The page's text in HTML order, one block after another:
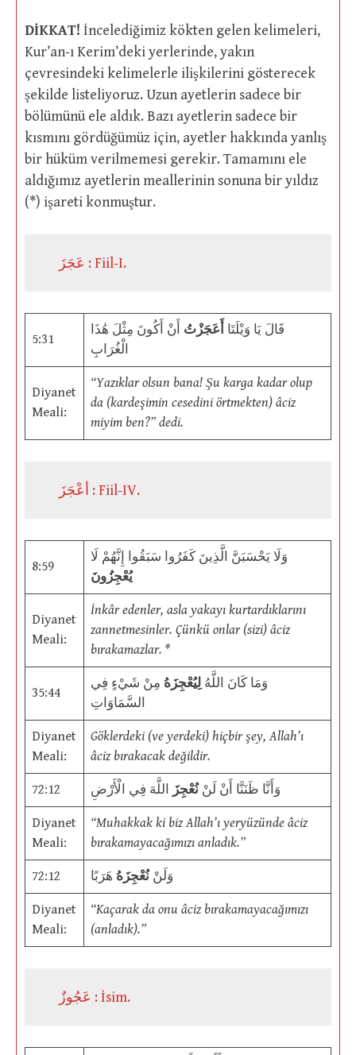
DİKKAT! İncelediğimiz kökten gelen kelimeleri,
Kur’an-ı Kerim’deki yerlerinde, yakın
çevresindeki kelimelerle ilişkilerini gösterecek
şekilde listeliyoruz. Uzun ayetlerin sadece bir
bölümünü ele aldık. Bazı ayetlerin sadece bir
kısmını gördüğümüz için, ayetler hakkında yanlış
bir hüküm verilmemesi gerekir. Tamamını ele
aldığımız ayetlerin meallerinin sonuna bir yıldız
(*) işareti konmuştur.
عَجَزَ : Fiil-I.
5:31
قَالَ يَا وَيْلَتَا أَعَجَزْتُ أَنْ أَكُونَ مِثْلَ هَٰذَا
الْغُرَابِ
Diyanet
Meali:
“Yazıklar olsun bana! Şu karga kadar olup
da (kardeşimin cesedini örtmekten) âciz
miyim ben?” dedi.
أعْجَزَ : Fiil-IV.
8:59
وَلَا يَحْسَبَنَّ الَّذِينَ كَفَرُوا سَبَقُوا إِنَّهُمْ لَا
يُعْجِزُونَ
Diyanet
Meali:
İnkâr edenler, asla yakayı kurtardıklarını
zannetmesinler. Çünkü onlar (sizi) âciz
bırakamazlar. *
35:44
وَمَا كَانَ اللَّهُلِيُعْجِزَهُمِنْ شَيْءٍ فِي
السَّمَاوَاتِ
Diyanet
Meali:
Göklerdeki (ve yerdeki) hiçbir şey, Allah’ı
âciz bırakacak değildir.
72:12 وَأَنَّا ظَنَنَّا أَنْ لَنْنُعْجِزَ اللَّهَ فِي الْأَرْضِ
Diyanet
Meali:
“Muhakkak ki biz Allah’ı yeryüzünde âciz
bırakamayacağımızı anladık.”
72:12 وَلَنْنُعْجِزَهُهَرَبًا
Diyanet
Meali:
“Kaçarak da onu âciz bırakamayacağımızı
(anladık).”
عَجُوزٌ : İsim.